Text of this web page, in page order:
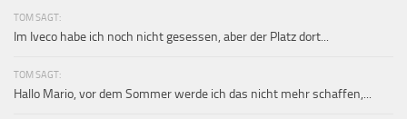
TOM SAGT:
Im Iveco habe ich noch nicht gesessen, aber der Platz dort...
TOM SAGT:
Hallo Mario, vor dem Sommer werde ich das nicht mehr schaffen,...